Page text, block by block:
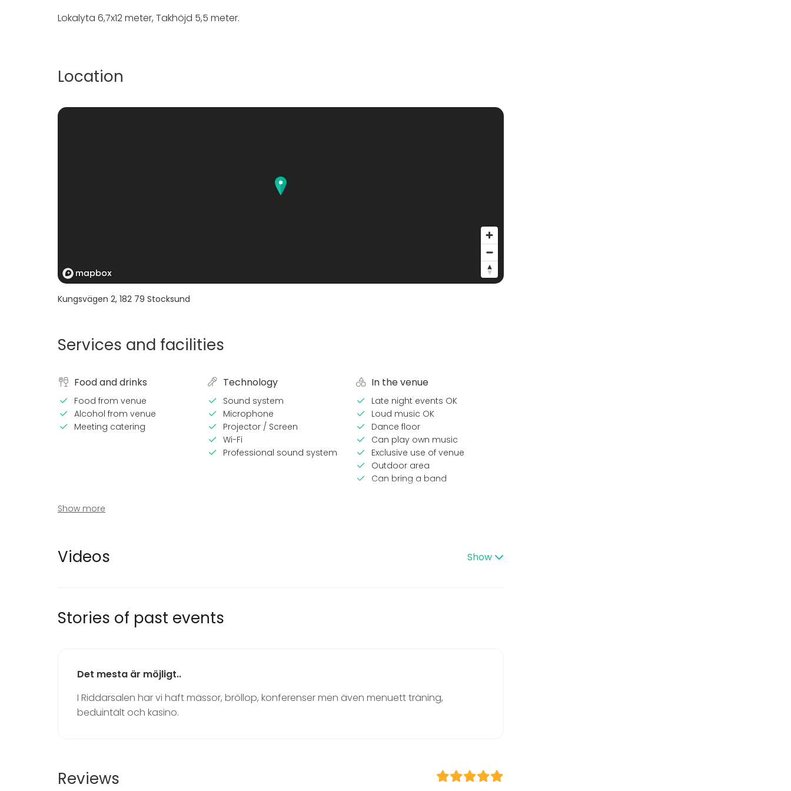
Lokalyta 6,7x12 meter, Takhöjd 5,5 meter.
Location
Kungsvägen 2, 182 79 Stocksund
Services and facilities
Food and drinks
Food from venue
Alcohol from venue
Meeting catering
Technology
Sound system
Microphone
Projector / Screen
Wi-Fi
Professional sound system
In the venue
Late night events OK
Loud music OK
Dance floor
Can play own music
Exclusive use of venue
Outdoor area
Can bring a band
Equipment
Company Party
Boating / Sailing
Show more
Videos Show
Stories of past events
Det mesta är möjligt..
I Riddarsalen har vi haft mässor, bröllop, konferenser men även menuett träning,
beduintält och kasino.
Reviews